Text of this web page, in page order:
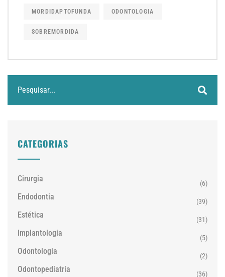
MORDIDAPTOFUNDA ODONTOLOGIA
SOBREMORDIDA
CATEGORIAS
Cirurgia (6)
Endodontia (39)
Estética (31)
Implantologia (5)
Odontologia (2)
Odontopediatria (36)